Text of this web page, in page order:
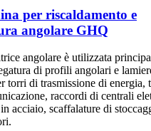
per riscaldamento e
angolare GHQ
angolare è utilizzata
di profili angolari e
torri di trasmissione di energia,
raccordi di centrali
acciaio, scaffalature di